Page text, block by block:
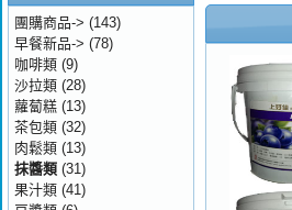
團購商品-> (143)
早餐新品-> (78)
咖啡類 (9)
沙拉類 (28)
蘿蔔糕 (13)
茶包類 (32)
肉鬆類 (13)
抹醬類 (31)
果汁類 (41)